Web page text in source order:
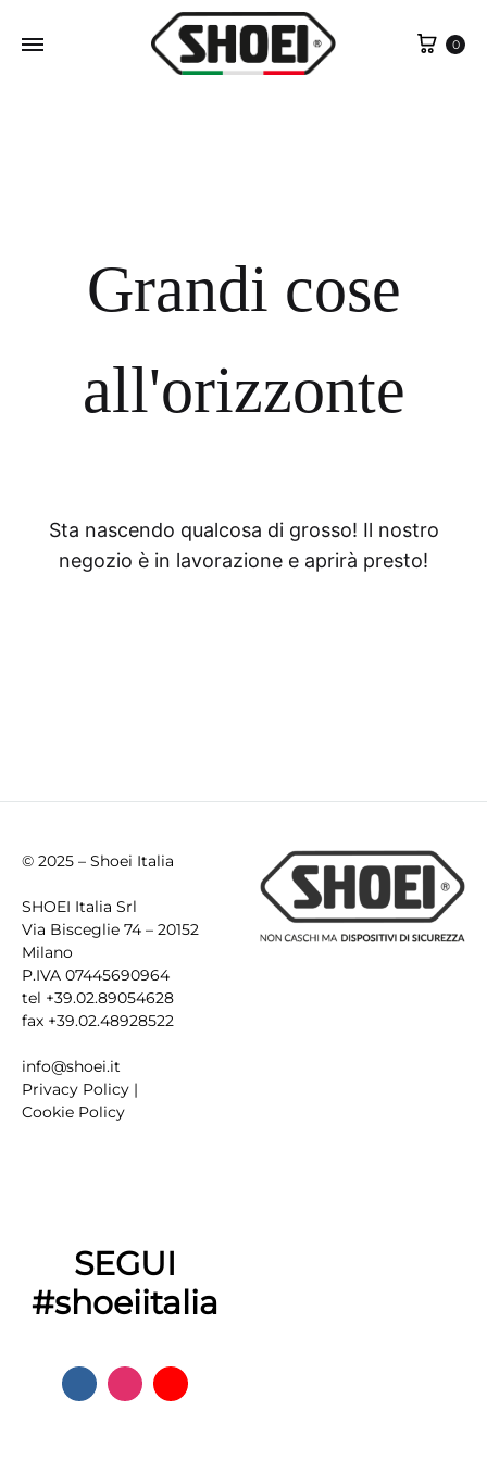
Cart
0
Grandi cose
all'orizzonte
Sta nascendo qualcosa di grosso! Il nostro
negozio è in lavorazione e aprirà presto!
© 2025 – Shoei Italia
SHOEI Italia Srl
Via Bisceglie 74 – 20152
Milano
P.IVA 07445690964
tel +39.02.89054628
fax +39.02.48928522
info@shoei.it
Privacy Policy |
Cookie Policy
SEGUI
#shoeiitalia